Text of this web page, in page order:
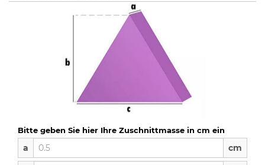
Bitte geben Sie hier Ihre Zuschnittmasse in cm ein
a cm